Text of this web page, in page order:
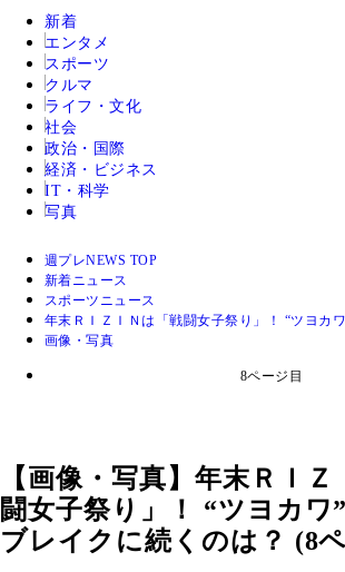
新着
エンタメ
スポーツ
クルマ
ライフ・文化
社会
政治・国際
経済・ビジネス
IT・科学
写真
週プレNEWS TOP
新着ニュース
スポーツニュース
年末ＲＩＺＩＮは「戦闘女子祭り」！ “ツヨカ
画像・写真
8ページ目
【画像・写真】年末ＲＩ
闘女子祭り」！ “ツヨカワ
ブレイクに続くのは？ (8